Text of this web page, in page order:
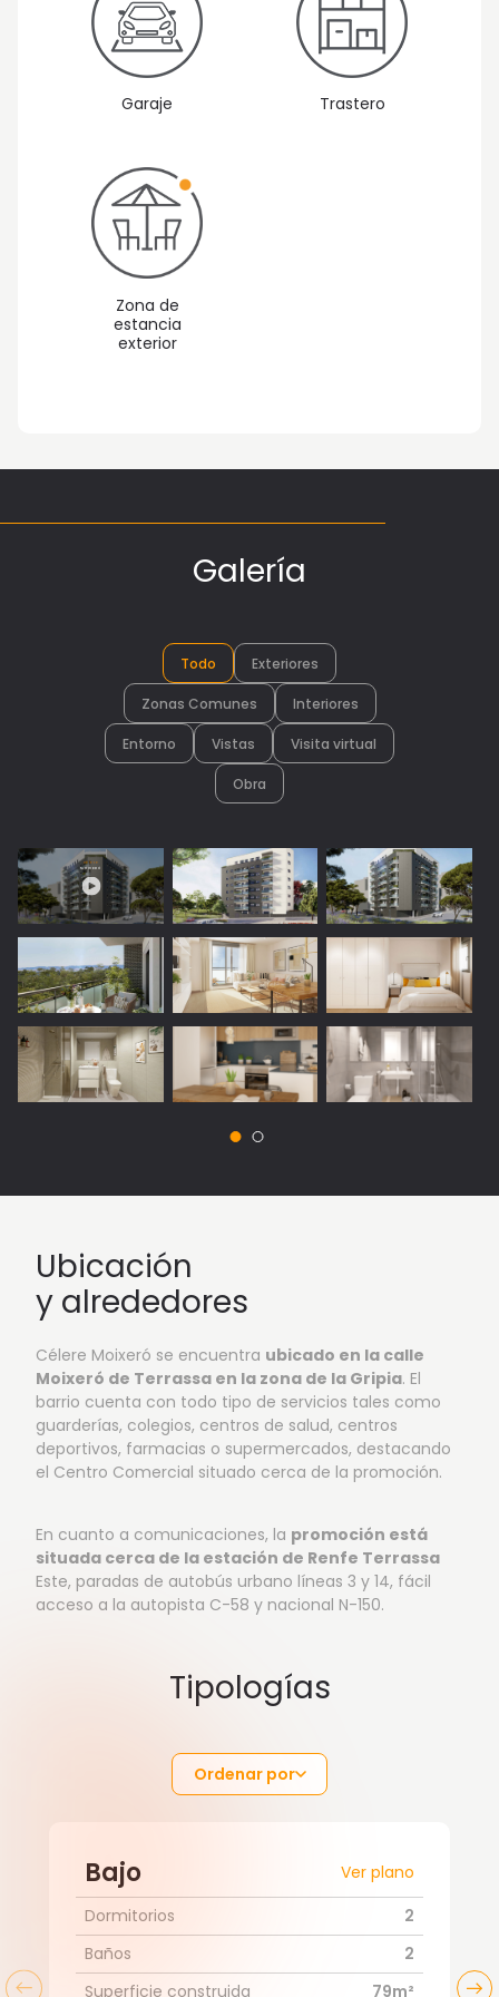
Garaje Trastero
Zona de
estancia
exterior
Galería
Todo Exteriores
Zonas Comunes Interiores
Entorno Vistas Visita virtual
Obra
Ubicación
y alrededores
Célere Moixeró se encuentra ubicado en la calle
Moixeró de Terrassa en la zona de la Gripia. El
barrio cuenta con todo tipo de servicios tales como
guarderías, colegios, centros de salud, centros
deportivos, farmacias o supermercados, destacando
el Centro Comercial situado cerca de la promoción.
En cuanto a comunicaciones, la promoción está
situada cerca de la estación de Renfe Terrassa
Este, paradas de autobús urbano líneas 3 y 14, fácil
acceso a la autopista C-58 y nacional N-150.
Tipologías
Ordenar por
Bajo
Ver plano
Dormitorios
2
Baños
2
Superficie construida
79m²